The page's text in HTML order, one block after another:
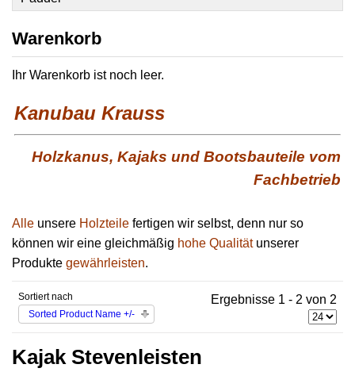
Warenkorb
Ihr Warenkorb ist noch leer.
Kanubau Krauss
Holzkanus, Kajaks und Bootsbauteile vom
Fachbetrieb
Alle unsere Holzteile fertigen wir selbst, denn nur so
können wir eine gleichmäßig hohe Qualitätunserer
Produkte gewährleisten.
Sortiert nach
Sorted Product Name +/-
Ergebnisse 1 - 2 von 2
Kajak Stevenleisten